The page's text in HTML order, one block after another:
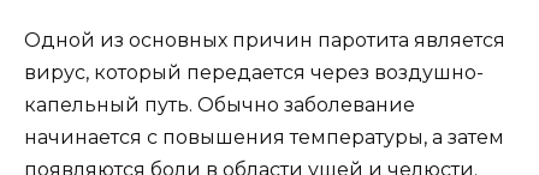
Одной из основных причин паротита является
вирус, который передается через воздушно-
капельный путь. Обычно заболевание
начинается с повышения температуры, а затем
появляются боли в области ушей и челюсти.